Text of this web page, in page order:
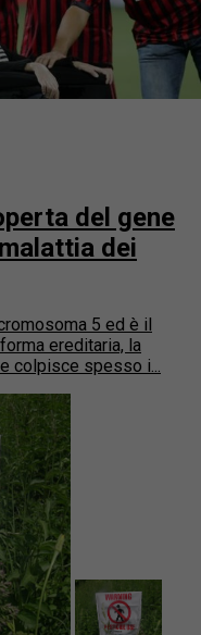
del gene
dei
5 ed è il
ereditaria, la
colpisce spesso i...